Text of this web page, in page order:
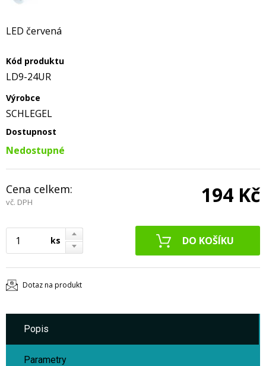
LED červená
Kód produktu
LD9-24UR
Výrobce
SCHLEGEL
Dostupnost
Nedostupné
Cena celkem:
vč. DPH 194 Kč
ks
Dotaz na produkt
Popis
Parametry